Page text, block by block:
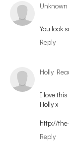
Unknown
You look
Reply
Holly
I love
Holly x
http://
Reply